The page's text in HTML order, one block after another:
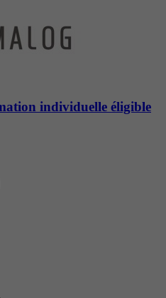
individuelle éligible